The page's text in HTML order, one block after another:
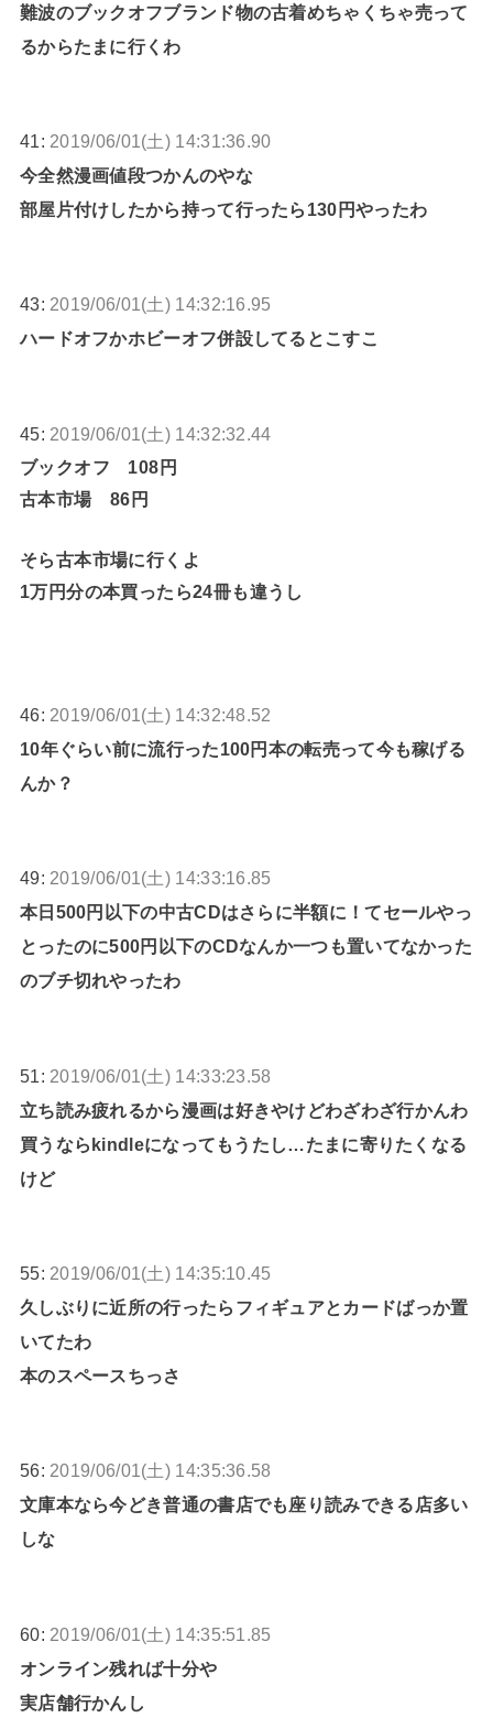
難波のブックオフブランド物の古着めちゃくちゃ売って
るからたまに行くわ
41: 2019/06/01(土) 14:31:36.90
今全然漫画値段つかんのやな
部屋片付けしたから持って行ったら130円やったわ
43: 2019/06/01(土) 14:32:16.95
ハードオフかホビーオフ併設してるとこすこ
45: 2019/06/01(土) 14:32:32.44
ブックオフ 108円
古本市場 86円
そら古本市場に行くよ
1万円分の本買ったら24冊も違うし
46: 2019/06/01(土) 14:32:48.52
10年ぐらい前に流行った100円本の転売って今も稼げる
んか？
49: 2019/06/01(土) 14:33:16.85
本日500円以下の中古CDはさらに半額に！てセールやっ
とったのに500円以下のCDなんか一つも置いてなかった
のブチ切れやったわ
51: 2019/06/01(土) 14:33:23.58
立ち読み疲れるから漫画は好きやけどわざわざ行かんわ
買うならkindleになってもうたし…たまに寄りたくなる
けど
55: 2019/06/01(土) 14:35:10.45
久しぶりに近所の行ったらフィギュアとカードばっか置
いてたわ
本のスペースちっさ
56: 2019/06/01(土) 14:35:36.58
文庫本なら今どき普通の書店でも座り読みできる店多い
しな
60: 2019/06/01(土) 14:35:51.85
オンライン残れば十分や
実店舗行かんし